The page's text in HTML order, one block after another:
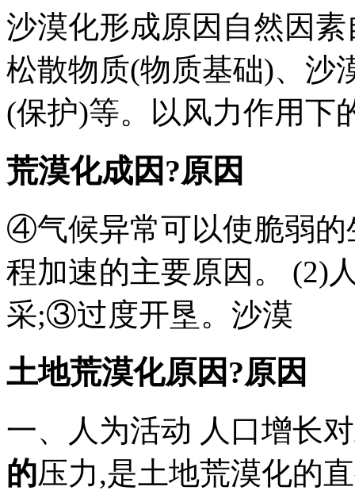
沙漠化形成原因自然因
松散物质(物质基础)、沙
(保护)等。以风力作用下
荒漠化成因?原因
④气候异常可以使脆弱的
程加速的主要原因。
采;③过度开垦。沙漠
土地荒漠化原因?原因
一、人为活动 人口增长
的压力,是土地荒漠化的